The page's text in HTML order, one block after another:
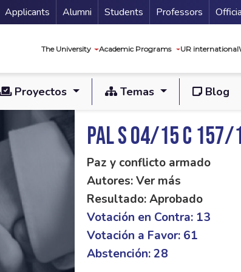
Menu Secundario
Applicants Alumni Students Professors
The University Academic Programs UR international
Proyectos Temas Blog
PAL S 04/15 C
Paz y conflicto armado
Autores: Ver más
Resultado: Aprobado
Votación en Contra: 13
Votación a Favor: 61
Abstención: 28